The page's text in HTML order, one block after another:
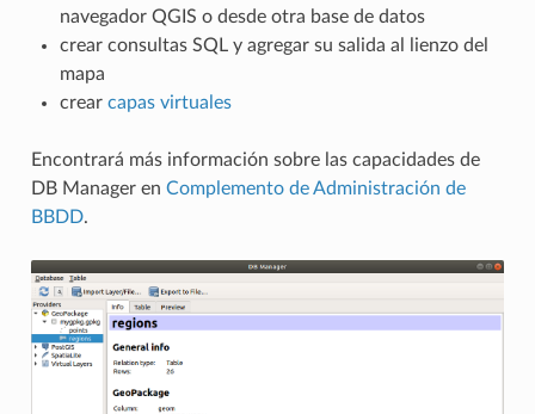
navegador QGIS o desde otra base de datos
crear consultas SQL y agregar su salida al lienzo del
mapa
crear capas virtuales
Encontrará más información sobre las capacidades de
DB Manager en Complemento de Administración de
BBDD.